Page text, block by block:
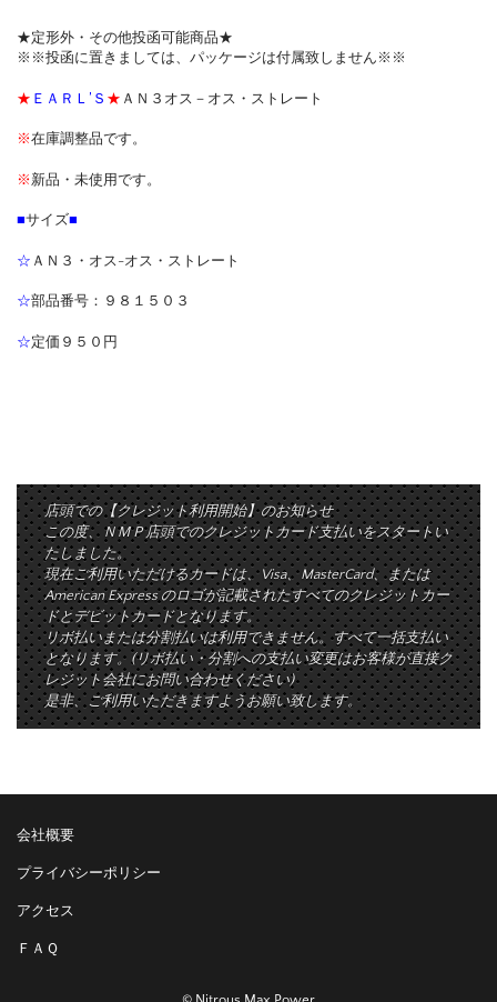
★定形外・その他投函可能商品★
※※投函に置きましては、パッケージは付属致しません※※
★ ＥＡＲＬ’Ｓ ★ ＡＮ３オス－オス・ストレート
※在庫調整品です。
※ 新品・未使用です。
■サイズ■
☆ ＡＮ３・オス-オス・ストレート
☆部品番号：９８１５０３
☆定価９５０円
店頭での【クレジット利用開始】のお知らせ
この度、ＮＭＰ店頭でのクレジットカード支払いをスタートい
たしました。
現在ご利用いただけるカードは、Visa、MasterCard、または
American Express のロゴが記載されたすべてのクレジットカー
ドとデビットカードとなります。
リボ払いまたは分割払いは利用できません。すべて一括支払い
となります。(リボ払い・分割への支払い変更はお客様が直接ク
レジット会社にお問い合わせください)
是非、ご利用いただきますようお願い致します。
会社概要
プライバシーポリシー
アクセス
ＦＡＱ